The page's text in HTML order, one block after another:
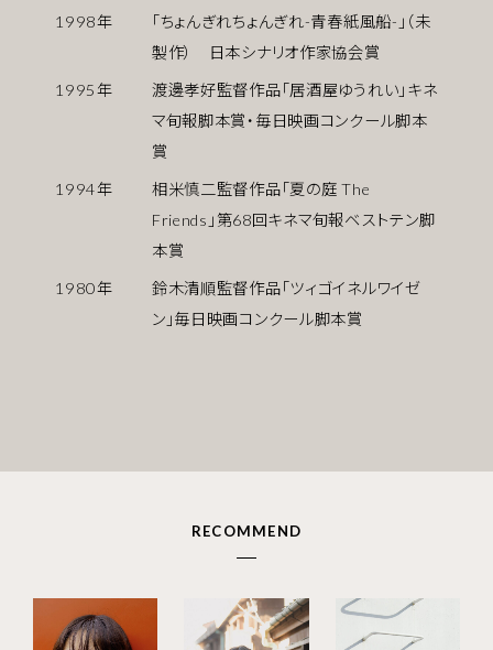
1998年
「ちょんぎれちょんぎれ-青春紙風船-」（未
製作） 日本シナリオ作家協会賞
1995年
渡邊孝好監督作品「居酒屋ゆうれい」キネ
マ旬報脚本賞・毎日映画コンクール脚本
賞
1994年
相米慎二監督作品「夏の庭 The
Friends」第68回キネマ旬報ベストテン脚
本賞
1980年
鈴木清順監督作品「ツィゴイネルワイゼ
ン」毎日映画コンクール脚本賞
RECOMMEND